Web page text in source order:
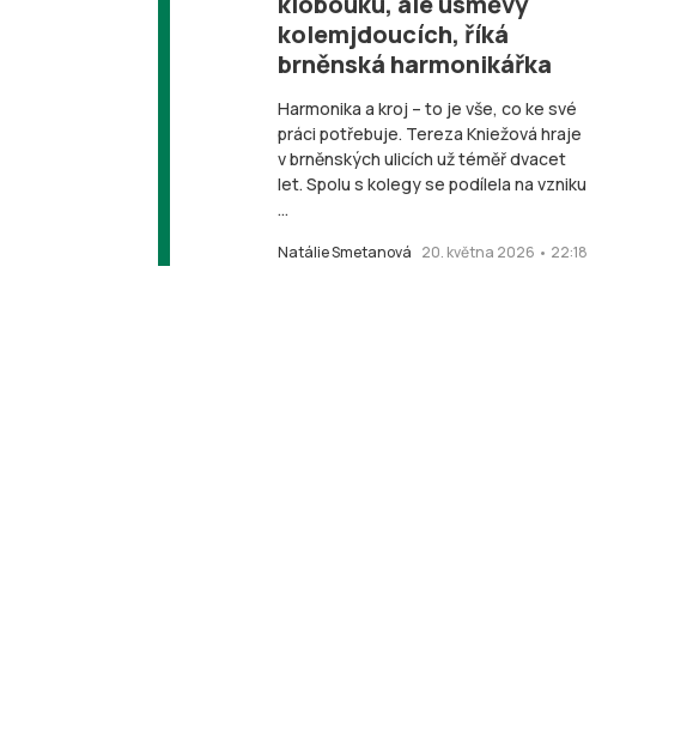
kolemjdoucích, říká
brněnská harmonikářka
Harmonika a kroj – to je vše, co ke své
práci potřebuje. Tereza Kniežová hraje
v brněnských ulicích už téměř dvacet
let. Spolu s kolegy se podílela na vzniku
...
Natálie Smetanová 20. května 2026 • 22:18